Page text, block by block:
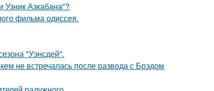
Узник Азкабана"?
фильма одиссея.
"Уэнсдей".
не встречалась после развода с Брэдом